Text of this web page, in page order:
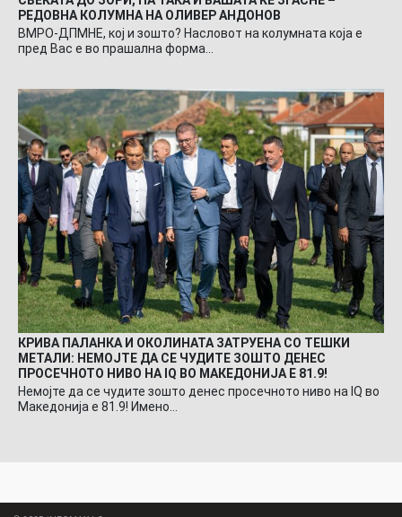
РЕДОВНА КОЛУМНА НА ОЛИВЕР АНДОНОВ
ВМРО-ДПМНЕ, кој и зошто? Насловот на колумната која е
пред Вас е во прашална форма…
КРИВА ПАЛАНКА И ОКОЛИНАТА ЗАТРУЕНА СО ТЕШКИ
МЕТАЛИ: НЕМОЈТЕ ДА СЕ ЧУДИТЕ ЗОШТО ДЕНЕС
ПРОСЕЧНОТО НИВО НА IQ ВО МАКЕДОНИЈА Е 81.9!
Немојте да се чудите зошто денес просечното ниво на IQ во
Македонија е 81.9! Имено…